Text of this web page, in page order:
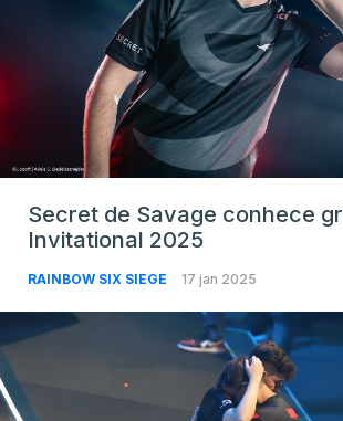
Secret de Savage conhece
Invitational 2025
RAINBOW SIX SIEGE 17 jan 2025